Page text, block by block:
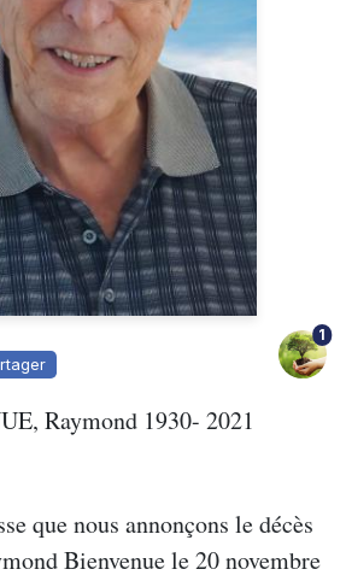
1
Raymond 1930- 2021
que nous annonçons le décès
Bienvenue le 20 novembre